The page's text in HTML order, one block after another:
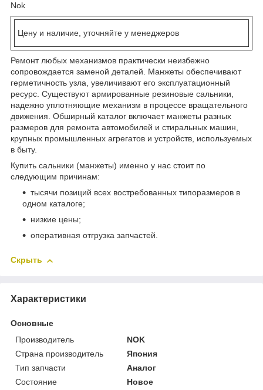
Nok
Цену и наличие, уточняйте у менеджеров
Ремонт любых механизмов практически неизбежно
сопровождается заменой деталей. Манжеты обеспечивают
герметичность узла, увеличивают его эксплуатационный
ресурс. Существуют армированные резиновые сальники,
надежно уплотняющие механизм в процессе вращательного
движения. Обширный каталог включает манжеты разных
размеров для ремонта автомобилей и стиральных машин,
крупных промышленных агрегатов и устройств, используемых
в быту.
Купить сальники (манжеты) именно у нас стоит по
следующим причинам:
тысячи позиций всех востребованных типоразмеров в
одном каталоге;
низкие цены;
оперативная отгрузка запчастей.
Скрыть
Характеристики
Основные
Производитель
NOK
Страна производитель
Япония
Тип запчасти
Аналог
Состояние
Новое